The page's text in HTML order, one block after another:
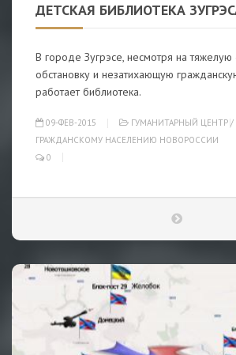
ДЕТСКАЯ БИБЛИОТЕКА
В городе Зугрэсе, несмотря на тяжелую
обстановку и незатихающую
работает библиотека.
09-ФЕВ-2015 ГУМАНИТАРНЫЙ ЦЕНТР /
ГРАЖДАНСКОМУ НАСЕЛЕНИЮ НОВОРОССИИ
0